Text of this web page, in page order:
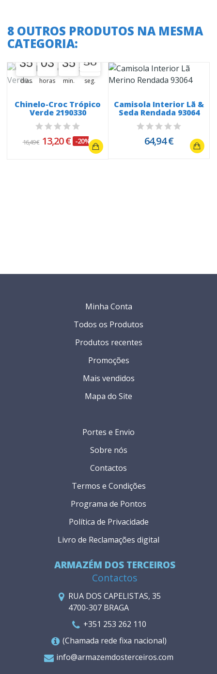
8 OUTROS PRODUTOS NA MESMA
CATEGORIA:
A oferta termina em:
35
35
00
dias
03
03
00
horas
35
35
00
min.
50
50
51
seg.
Chinelo-Croc Trópico
Verde 2190330
16,49 € 13,20 € -20%
Camisola Interior Lã &
Seda Rendada 93064
64,94 €
ARMAZÉM DOS TERCEIROS
Contactos
RUA DOS CAPELISTAS, 35
4700-307 BRAGA
+351 253 262 110
(Chamada rede fixa nacional)
info@armazemdosterceiros.com
Portes e Envio
Sobre nós
Contactos
Termos e Condições
Programa de Pontos
Política de Privacidade
Livro de Reclamações digital
Minha Conta
Todos os Produtos
Produtos recentes
Promoções
Mais vendidos
Mapa do Site